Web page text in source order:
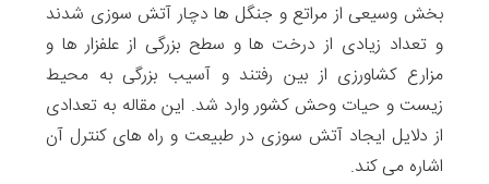
بخش وسیعی از مراتع و جنگل ها دچار آتش سوزی شدند
و تعداد زیادی از درخت ها و سطح بزرگی از علفزار ها و
مزارع کشاورزی از بین رفتند و آسیب بزرگی به محیط
زیست و حیات وحش کشور وارد شد. این مقاله به تعدادی
از دلایل ایجاد آتش سوزی در طبیعت و راه های کنترل آن
اشاره می کند.